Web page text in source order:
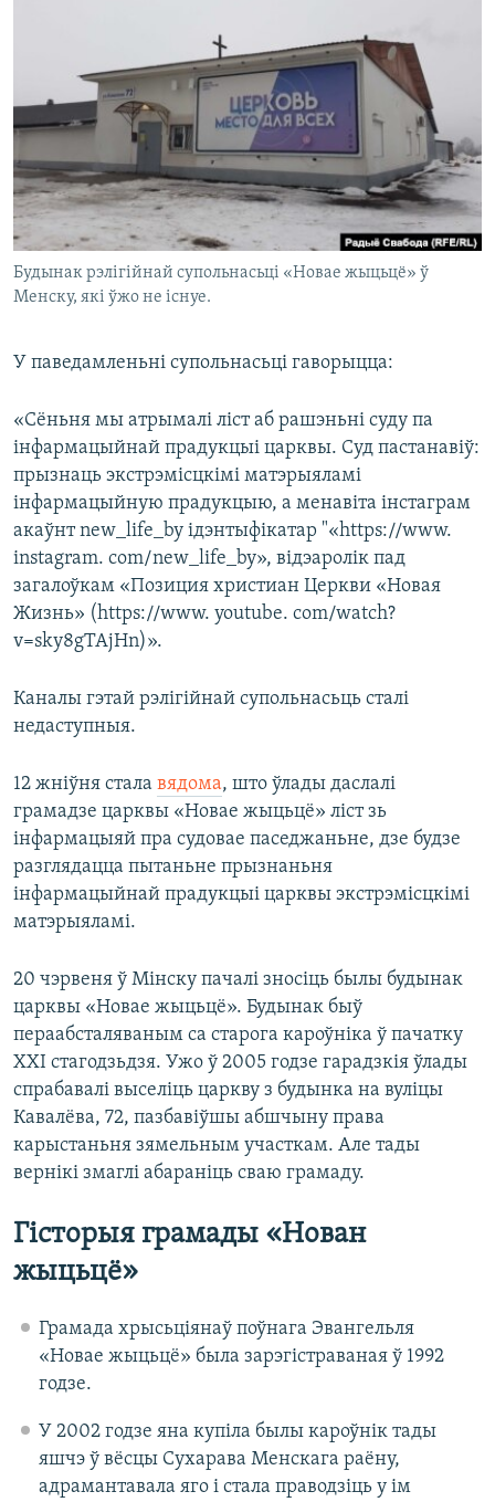
Будынак рэлігійнай супольнасьці «Новае жыцьцё» ў
Менску, які ўжо не існуе.
У паведамленьні супольнасьці гаворыцца:
«Сёньня мы атрымалі ліст аб рашэньні суду па
інфармацыйнай прадукцыі царквы. Суд пастанавіў:
прызнаць экстрэмісцкімі матэрыяламі
інфармацыйную прадукцыю, а менавіта інстаграм
акаўнт new_life_by ідэнтыфікатар "«https://www.
instagram. com/new_life_by», відэаролік пад
загалоўкам «Позиция христиан Церкви «Новая
Жизнь» (https://www. youtube. com/watch?
v=sky8gTAjHn)».
Каналы гэтай рэлігійнай супольнасьць сталі
недаступныя.
12 жніўня стала вядома, што ўлады даслалі
грамадзе царквы «Новае жыцьцё» ліст зь
інфармацыяй пра судовае паседжаньне, дзе будзе
разглядацца пытаньне прызнаньня
інфармацыйнай прадукцыі царквы экстрэмісцкімі
матэрыяламі.
20 чэрвеня ў Мінску пачалі зносіць былы будынак
царквы «Новае жыцьцё». Будынак быў
пераабсталяваным са старога кароўніка ў пачатку
ХХІ стагодзьдзя. Ужо ў 2005 годзе гарадзкія ўлады
спрабавалі выселіць царкву з будынка на вуліцы
Кавалёва, 72, пазбавіўшы абшчыну права
карыстаньня зямельным участкам. Але тады
вернікі змаглі абараніць сваю грамаду.
Гісторыя грамады «Нован
жыцьцё»
Грамада хрысьціянаў поўнага Эвангельля
«Новае жыцьцё» была зарэгістраваная ў 1992
годзе.
У 2002 годзе яна купіла былы кароўнік тады
яшчэ ў вёсцы Сухарава Менскага раёну,
адрамантавала яго і стала праводзіць у ім